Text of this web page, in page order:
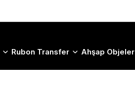
Rubon Transfer Ahşap Objeler